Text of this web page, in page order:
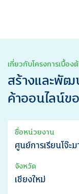
เกี่ยวกับโครงการเบื้อง
สร้างและพัฒ
ค้าออนไลน์ข
ชื่อหน่วยงาน
ศูนย์การเรียนโจ๊ะ
จังหวัด
เชียงใหม่